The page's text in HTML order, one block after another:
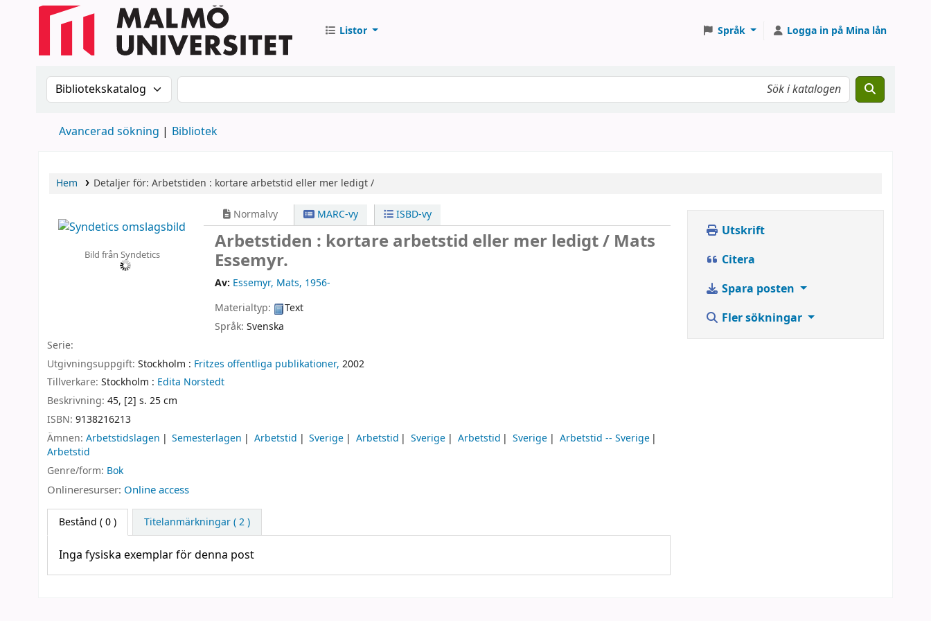
Listor Språk Logga in på Mina lån
Sök i katalogen efter:Sök i katalogen
Avancerad sökning Bibliotek
Hem Detaljer för: Arbetstiden : kortare arbetstid eller mer ledigt /
Bild från Syndetics
Normalvy MARC-vy ISBD-vy
Arbetstiden : kortare arbetstid eller mer ledigt / Mats
Essemyr.
Av: Essemyr, Mats, 1956-
Materialtyp:
Text
Språk:Svenska
Serie:
Utgivningsuppgift: Stockholm : Fritzes offentliga publikationer, 2002
Tillverkare: Stockholm : Edita Norstedt
Beskrivning: 45, [2] s. 25 cm
ISBN: 9138216213
Ämnen: Arbetstidslagen Semesterlagen Arbetstid Sverige Arbetstid Sverige Arbetstid Sverige
Arbetstid -- Sverige
Arbetstid
Genre/form: Bok
Onlineresurser: Online access
Bestånd ( 0 ) Titelanmärkningar ( 2 )
Inga fysiska exemplar för denna post
Utskrift
Citera
Spara posten
Fler sökningar